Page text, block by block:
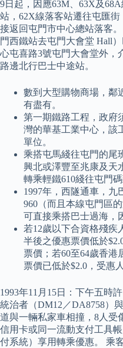
9日起，因應63M、63X及
站，62X線落客站遷往屯匯
接返回屯門市中心總站落客
門西鐵站去屯門大會堂 Hall
心屯喜路3號屯門大會堂外，
路邊北行巴士中途站。
數到大型購物商場，鄰
有盡有。
第一期鐵路工程，政府
灣的華基工業中心，該
單位。
乘搭屯馬綫往屯門的尾
興北或澤豐至兆康及天
轉乘輕鐵610綫往屯門
1997年，西隧通車，九
960（而且本線屯門區
可直接乘搭巴士過海，
若12歲以下合資格殘疾
半後之優惠票價低於
票價；若60至64歲香
票價已低於$2.0，受惠
1993年11月15日：下午五時
統治者（DM12／DA8758）
道與一輛私家車相撞，8人受
信用卡或同一流動支付工具
付系統）享用轉乘優惠。 乘